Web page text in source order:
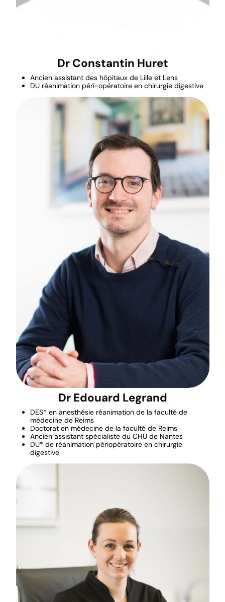
Dr Constantin Huret
Ancien assistant des hôpitaux de Lille et Lens
DU réanimation péri-opératoire en chirurgie digestive
Dr Edouard Legrand
DES* en anesthésie réanimation de la faculté de
médecine de Reims
Doctorat en médecine de la faculté de Reims
Ancien assistant spécialiste du CHU de Nantes
DU* de réanimation périopératoire en chirurgie
digestive